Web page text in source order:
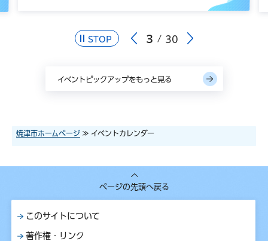
STOP 3 30
イベントピックアップをもっと見る
焼津市ホームページ ≫ イベントカレンダー
ページの先頭へ戻る
このサイトについて
著作権・リンク